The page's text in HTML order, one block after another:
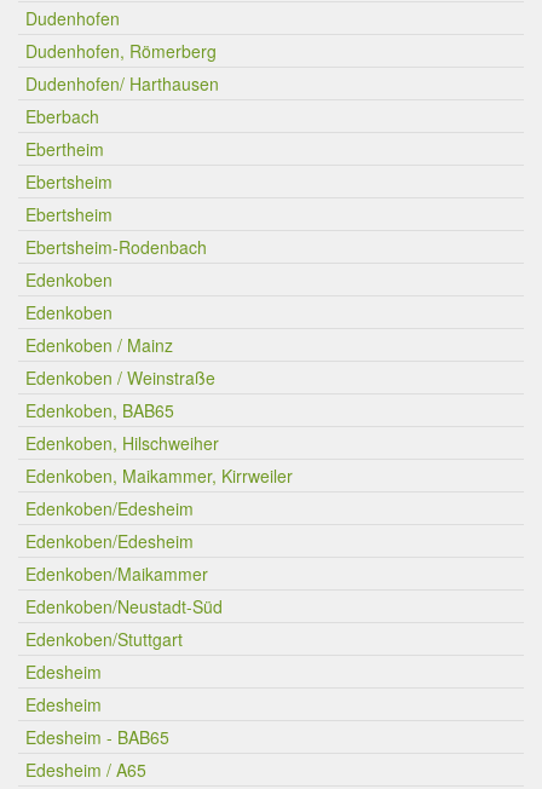
Dudenhofen
Dudenhofen, Römerberg
Dudenhofen/ Harthausen
Eberbach
Ebertheim
Ebertsheim
Ebertsheim
Ebertsheim-Rodenbach
Edenkoben
Edenkoben
Edenkoben / Mainz
Edenkoben / Weinstraße
Edenkoben, BAB65
Edenkoben, Hilschweiher
Edenkoben, Maikammer, Kirrweiler
Edenkoben/Edesheim
Edenkoben/Edesheim
Edenkoben/Maikammer
Edenkoben/Neustadt-Süd
Edenkoben/Stuttgart
Edesheim
Edesheim
Edesheim - BAB65
Edesheim / A65